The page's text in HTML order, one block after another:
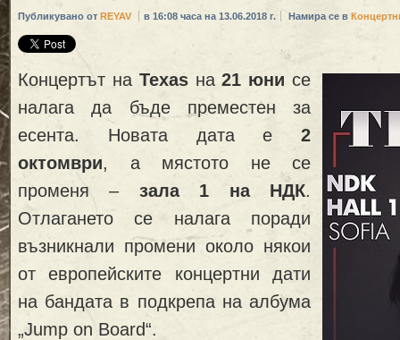
Публикувано от REYAV в 16:08 часа на 13.06.2018 г. Намира се в
Концертът наTexasна21 юни се
налага да бъде преместен за
есента. Новата дата е 2
октомври, а мястото не се
променя –зала 1 на НДК.
Отлагането се налага поради
възникнали промени около някои
от европейските концертни дати
на бандата в подкрепа на албума
„Jump on Board“.